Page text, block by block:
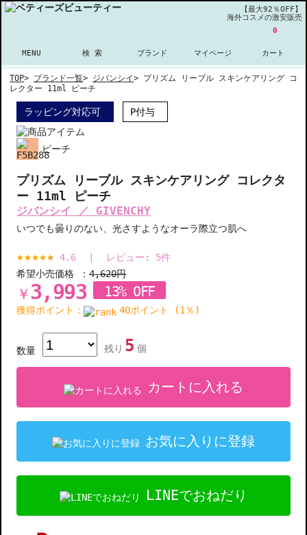
【最大92％OFF】
海外コスメの激安販売
MENU 検 索 ブランド マイページ
0
カート
TOP> ブランド一覧> ジバンシイ> プリズム リーブル スキンケアリング コ
レクター 11ml ピーチ
ラッピング対応可 P付与
ピーチ
プリズム リーブル スキンケアリング コレクタ
ー 11ml ピーチ
ジバンシイ ／ GIVENCHY
いつでも曇りのない、光さすようなオーラ際立つ肌へ
4.6 レビュー: 5件
希望小売価格 ：4,620円
￥ 3,993 13% OFF
獲得ポイント： 40ポイント (1％)
数量 残り 5 個
カートに入れる
お気に入りに登録
LINEでおねだり